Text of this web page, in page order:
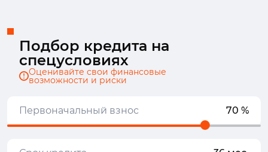
Подбор кредита на
спецусловиях
Оценивайте свои финансовые
возможности и риски
Первоначальный взнос 70 %